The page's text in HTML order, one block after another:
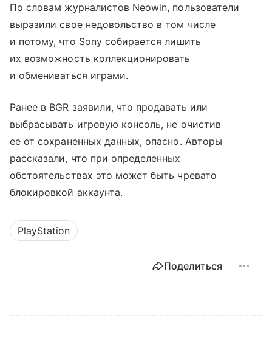
По словам журналистов Neowin, пользователи
выразили свое недовольство в том числе
и потому, что Sony собирается лишить
их возможность коллекционировать
и обмениваться играми.
Ранее в BGR заявили, что продавать или
выбрасывать игровую консоль, не очистив
ее от сохраненных данных, опасно. Авторы
рассказали, что при определенных
обстоятельствах это может быть чревато
блокировкой аккаунта.
PlayStation
Поделиться